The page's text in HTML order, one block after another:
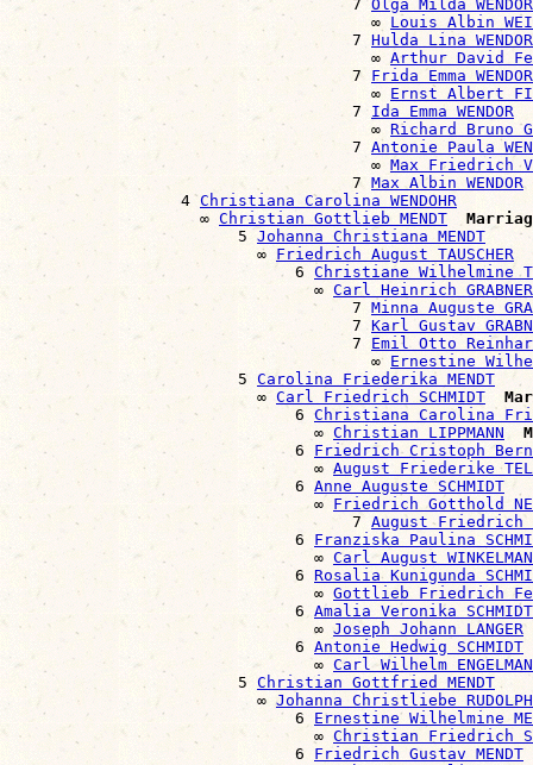
                                    7
Olga Milda WENDOR
                                      ∞
Louis Albin
                                    7
Hulda Lina WENDOR
                                      ∞
Arthur David
                                    7
Frida Emma WENDOR
                                      ∞
Ernst Albert
                                    7
Ida Emma WENDOR
                                      ∞
Richard Bruno
                                    7
Antonie Paula
                                      ∞
Max Friedrich
                                    7
Max Albin WENDOR
                  4
Christiana Carolina WENDOHR
                    ∞
Christian Gottlieb MENDT
                        5
Johanna Christiana MENDT
                          ∞
Friedrich August TAUSCHER
                              6
Christiane Wilhelmine
                                ∞
Carl Heinrich GRABNER
                                    7
Minna Auguste
                                    7
Karl Gustav
                                    7
Emil Otto
                                      ∞
Ernestine
                        5
Carolina Friederika MENDT
                          ∞
Carl Friedrich SCHMIDT
                              6
Christiana Carolina
                                ∞
Christian LIPPMANN
                              6
Friedrich Cristoph
                                ∞
August Friederike
                              6
Anne Auguste SCHMIDT
                                ∞
Friedrich Gotthold
                                    7
August Friedrich
                              6
Franziska Paulina
                                ∞
Carl August
                              6
Rosalia Kunigunda
                                ∞
Gottlieb Friedrich
                              6
Amalia Veronika SCHMIDT
                                ∞
Joseph Johann LANGER
                              6
Antonie Hedwig SCHMIDT
                                ∞
Carl Wilhelm
                        5
Christian Gottfried MENDT
                          ∞
Johanna Christliebe RUDOLPH
                              6
Ernestine Wilhelmine
                                ∞
Christian Friedrich
                              6
Friedrich Gustav MENDT